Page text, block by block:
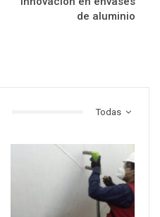
de aluminio
Todas